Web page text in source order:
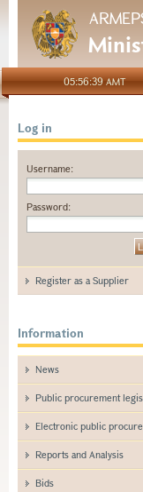
05:56:39 AMT
Log in
Username:
Password:
Register as a Supplier
Information
News
Public procurement
Electronic public
Reports and Analysis
Bids